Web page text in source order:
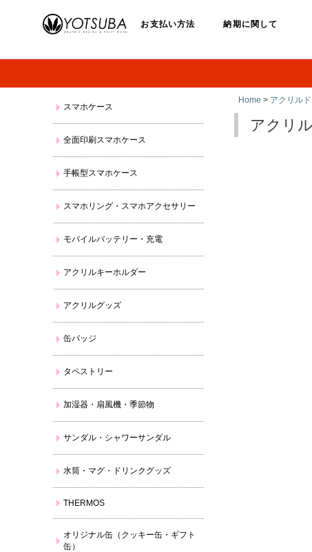
お支払い方法 納期に関して
スマホケース
全面印刷スマホケース
手帳型スマホケース
スマホリング・スマホアクセサリー
モバイルバッテリー・充電
アクリルキーホルダー
アクリルグッズ
缶バッジ
タペストリー
加湿器・扇風機・季節物
サンダル・シャワーサンダル
水筒・マグ・ドリンクグッズ
THERMOS
オリジナル缶（クッキー缶・ギフト
缶）
Home > アクリル
アクリ